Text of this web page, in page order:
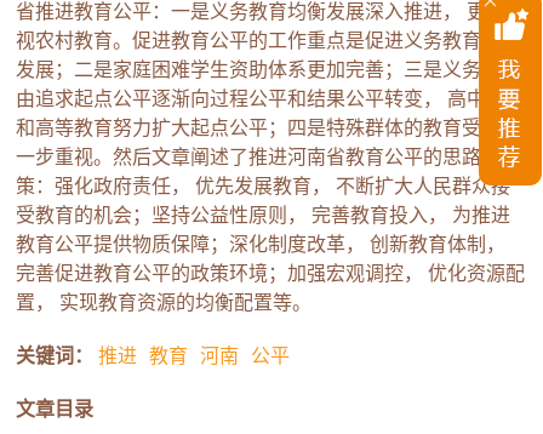
省推进教育公平：一是义务教育均衡发展深入推进， 更加重
视农村教育。促进教育公平的工作重点是促进义务教育均衡
发展；二是家庭困难学生资助体系更加完善；三是义务教育
由追求起点公平逐渐向过程公平和结果公平转变， 高中教育
和高等教育努力扩大起点公平；四是特殊群体的教育受到进
一步重视。然后文章阐述了推进河南省教育公平的思路与对
策：强化政府责任， 优先发展教育， 不断扩大人民群众接
受教育的机会；坚持公益性原则， 完善教育投入， 为推进
教育公平提供物质保障；深化制度改革， 创新教育体制，
完善促进教育公平的政策环境；加强宏观调控， 优化资源配
置， 实现教育资源的均衡配置等。
关键词： 推进 教育 河南 公平
文章目录